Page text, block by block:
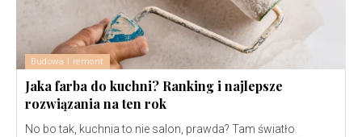
Budowa i remont
Jaka farba do kuchni? Ranking i najlepsze
rozwiązania na ten rok
No bo tak, kuchnia to nie salon, prawda? Tam światło